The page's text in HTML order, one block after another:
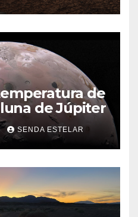
de
de Júpiter
SENDA ESTELAR